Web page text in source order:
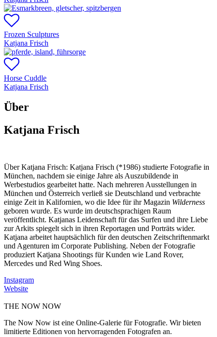
Frozen Sculptures
Katjana Frisch
Horse Cuddle
Katjana Frisch
Über
Katjana Frisch
Über Katjana Frisch: Katjana Frisch (*1986) studierte Fotografie in
München, nachdem sie einige Jahre als Auszubildende in
Werbestudios gearbeitet hatte. Nach mehreren Ausstellungen in
München und Österreich verließ sie Deutschland und verbrachte
einige Zeit in Kalifornien, wo die Idee für ihr Magazin Wilderness
geboren wurde. Es wurde im deutschsprachigen Raum
veröffentlicht. Katjanas Leidenschaft für das Surfen und ihre Liebe
zur Arkits spiegelt sich in ihren Reportagen und Porträts wider.
Katjana arbeitet hauptsächlich für den deutschen Zeitschriftenmarkt
und Agenturen im Corporate Publishing. Neben der Fotografie
produziert Katjana Shootings für Kunden wie Land Rover,
Mercedes und Red Wing Shoes.
Instagram
Website
THE NOW NOW
The Now Now ist eine Online-Galerie für Fotografie. Wir bieten
limitierte Editionen von hervorragenden Fotografen an.